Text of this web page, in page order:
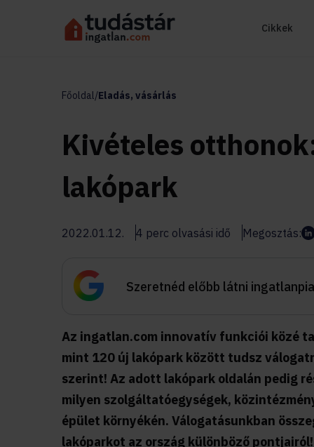
Cikkek
Főoldal/Eladás, vásárlás
Kivételes
lakópark
2022.01.12. 4 perc olvasási idő Megosztás:
Szeretnéd előbb látni
Az ingatlan.com innovatív funkciói közé
mint 120 új lakópark között tudsz
szerint! Az adott lakópark oldalán pedig
milyen szolgáltatóegységek,
épület környékén. Válogatásunkban
lakóparkot az ország különböző pontjairól!